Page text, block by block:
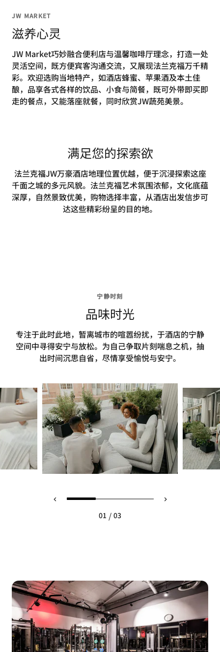
JW MARKET
滋养心灵
JW Market巧妙融合便利店与温馨咖啡厅理念，打造一处
灵活空间，既方便宾客沟通交流，又展现法兰克福万千精
彩。欢迎选购当地特产，如酒店蜂蜜、苹果酒及本土佳
酿，品享各式各样的饮品、小食与简餐，既可外带即买即
走的餐点，又能落座就餐，同时欣赏JW蔬苑美景。
满足您的探索欲
法兰克福JW万豪酒店地理位置优越，便于沉浸探索这座
千面之城的多元风貌。法兰克福艺术氛围浓郁，文化底蕴
深厚，自然景致优美，购物选择丰富，从酒店出发信步可
达这些精彩纷呈的目的地。
宁静时刻
品味时光
专注于此时此地，暂离城市的喧嚣纷扰，于酒店的宁静
空间中寻得安宁与放松。为自己争取片刻喘息之机，抽
出时间沉思自省，尽情享受愉悦与安宁。
01 / 03